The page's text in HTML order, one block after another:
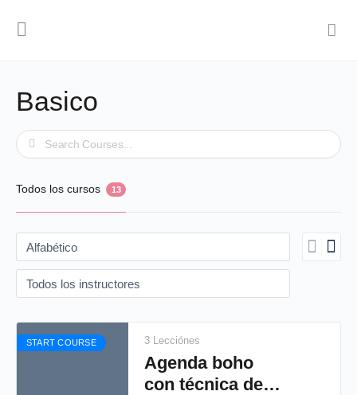
Basico
Buscar
Todos los cursos 13
START COURSE 3 Lecciónes
Agenda boho
con técnica de